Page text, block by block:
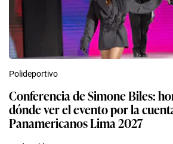
Polideportivo
Conferencia de Simone Biles:
dónde ver el evento por la
Panamericanos Lima 2027